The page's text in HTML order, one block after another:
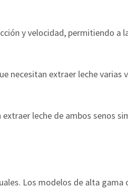
y velocidad, permitiendo a
necesitan extraer leche varias
leche de ambos senos
Los modelos de alta